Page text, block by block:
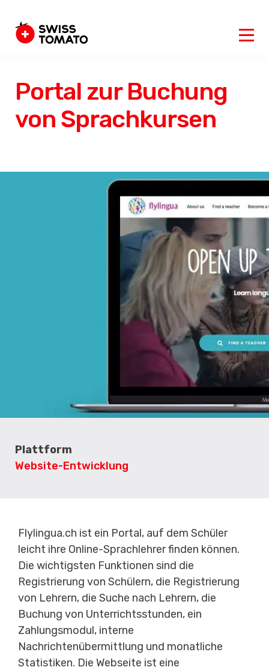
Portal zur Buchung
von Sprachkursen
Flylingua.ch ist ein Portal, auf dem Schüler
leicht ihre Online-Sprachlehrer finden können.
Die wichtigsten Funktionen sind die
Registrierung von Schülern, die Registrierung
von Lehrern, die Suche nach Lehrern, die
Buchung von Unterrichtsstunden, ein
Zahlungsmodul, interne
Nachrichtenübermittlung und monatliche
Statistiken. Die Webseite ist eine
Plattform
Website-Entwicklung